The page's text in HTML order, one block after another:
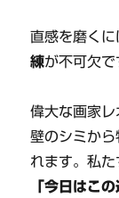
直感を磨く
練が不可欠で
偉大な画家
壁のシミか
れます。私
「今日はこ